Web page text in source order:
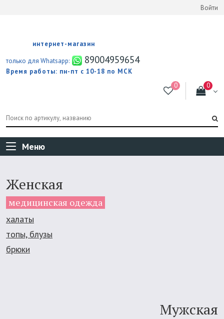
Войти
интернет-магазин
только для Whatsapp:
89004959654
Время работы: пн-пт с 10-18 по МСК
Меню
Женская
медицинская одежда
халаты
топы, блузы
брюки
Мужская